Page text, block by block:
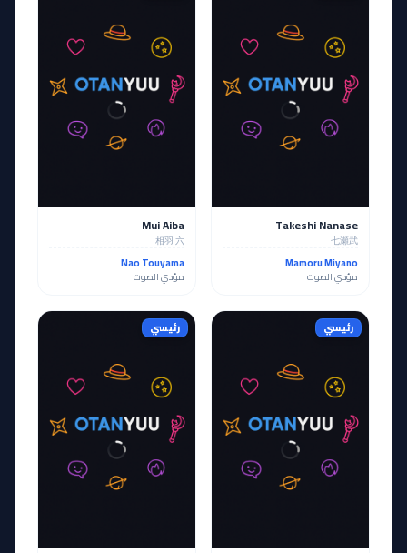
Takeshi Nanase
七瀬武
Mamoru Miyano
مؤدي الصوت
Mui Aiba
相羽 六
Nao Touyama
مؤدي الصوت
رئيسي رئيسي